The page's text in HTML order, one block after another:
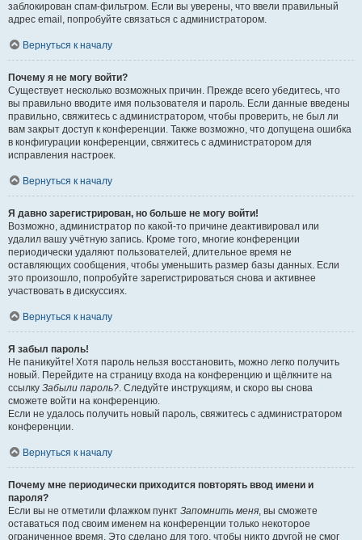
заблокирован спам-фильтром. Если вы уверены, что ввели правильный
адрес email, попробуйте связаться с администратором.
Вернуться к началу
Почему я не могу войти?
Существует несколько возможных причин. Прежде всего убедитесь, что
вы правильно вводите имя пользователя и пароль. Если данные введены
правильно, свяжитесь с администратором, чтобы проверить, не был ли
вам закрыт доступ к конференции. Также возможно, что допущена ошибка
в конфигурации конференции, свяжитесь с администратором для
исправления настроек.
Вернуться к началу
Я давно зарегистрирован, но больше не могу войти!
Возможно, администратор по какой-то причине деактивировал или
удалил вашу учётную запись. Кроме того, многие конференции
периодически удаляют пользователей, длительное время не
оставляющих сообщения, чтобы уменьшить размер базы данных. Если
это произошло, попробуйте зарегистрироваться снова и активнее
участвовать в дискуссиях.
Вернуться к началу
Я забыл пароль!
Не паникуйте! Хотя пароль нельзя восстановить, можно легко получить
новый. Перейдите на страницу входа на конференцию и щёлкните на
ссылку Забыли пароль?. Следуйте инструкциям, и скоро вы снова
сможете войти на конференцию.
Если не удалось получить новый пароль, свяжитесь с администратором
конференции.
Вернуться к началу
Почему мне периодически приходится повторять ввод имени и
пароля?
Если вы не отметили флажком пункт Запомнить меня, вы сможете
оставаться под своим именем на конференции только некоторое
ограниченное время. Это сделано для того, чтобы никто другой не смог